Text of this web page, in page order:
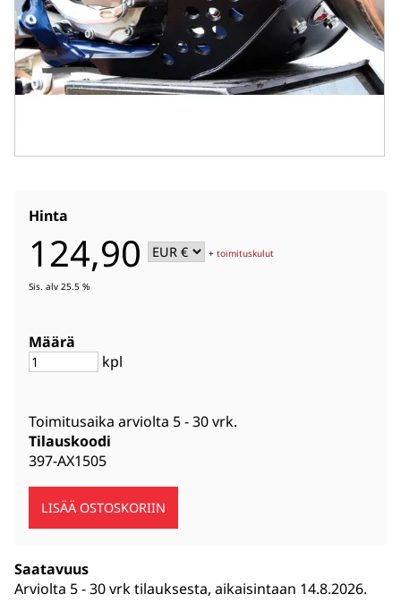
Hinta
124,90 +toimituskulut
Sis. alv 25.5 %
Määrä
kpl
Toimitusaika arviolta 5 - 30 vrk.
Tilauskoodi
397-AX1505
Saatavuus
Arviolta 5 - 30 vrk tilauksesta, aikaisintaan 14.8.2026.